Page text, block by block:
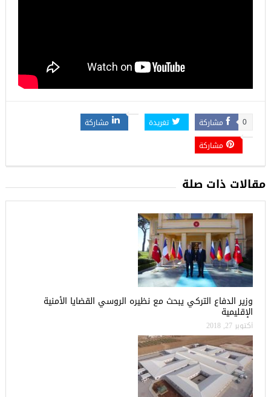
مشاركة 0 تغريدة
مشاركة
مشاركة
مقالات ذات صلة
وزير الدفاع التركي يبحث مع نظيره الروسي القضايا الأمنية
الإقليمية
أكتوبر 27, 2018